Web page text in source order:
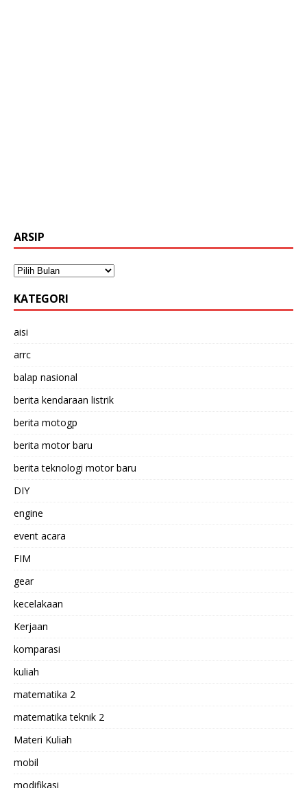
ARSIP
KATEGORI
aisi
arrc
balap nasional
berita kendaraan listrik
berita motogp
berita motor baru
berita teknologi motor baru
DIY
engine
event acara
FIM
gear
kecelakaan
Kerjaan
komparasi
kuliah
matematika 2
matematika teknik 2
Materi Kuliah
mobil
modifikasi